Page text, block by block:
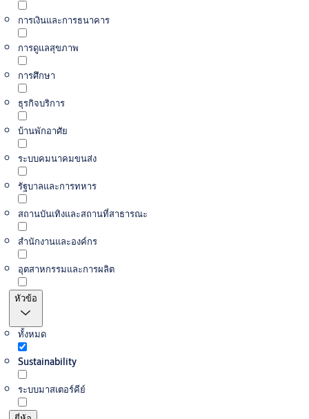
การเงินและการธนาคาร
การดูแลสุขภาพ
การศึกษา
ธุรกิจบริการ
บ้านพักอาศัย
ระบบคมนาคมขนส่ง
รัฐบาลและการทหาร
สถานบันเทิงและสถานที่สาธารณะ
สำนักงานและองค์กร
อุตสาหกรรมและการผลิต
หัวข้อ
ทั้งหมด
Sustainability
ระบบมาสเตอร์คีย์